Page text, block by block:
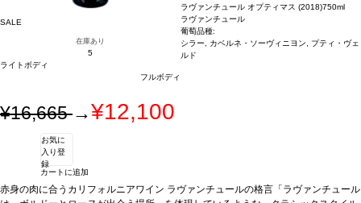
SALE
在庫あり
5
ライトボディ
フルボディ
ラヴァンチュール オプティマス (2018)750ml
ラヴァンチュール
葡萄品種:
シラー, カベルネ・ソーヴィニヨン, プティ・ヴェ
ルド
¥16,665→¥12,100
お気に
入り登
録
カートに追加
赤身の肉に合うカリフォルニアワイン ラヴァンチュールの格言「ラヴァンチュール